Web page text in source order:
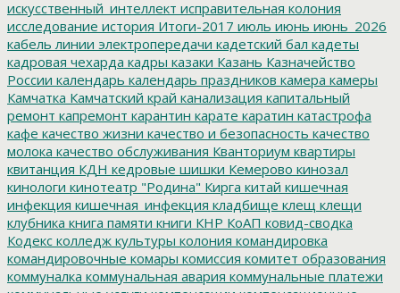
искусственный_интеллект исправительная колония
исследование история Итоги-2017 июль июнь июнь_2026
кабель линии электропередачи кадетский бал кадеты
кадровая чехарда кадры казаки Казань Казначейство
России календарь календарь праздников камера камеры
Камчатка Камчатский край канализация капитальный
ремонт капремонт карантин карате каратин катастрофа
кафе качество жизни качество и безопасность качество
молока качество обслуживания Кванториум квартиры
квитанция КДН кедровые шишки Кемерово кинозал
кинологи кинотеатр "Родина" Кирга китай кишечная
инфекция кишечная_инфекция кладбище клещ клещи
клубника книга памяти книги КНР КоАП ковид-сводка
Кодекс колледж культуры колония командировка
командировочные комары комиссия комитет образования
коммуналка коммунальная авария коммунальные платежи